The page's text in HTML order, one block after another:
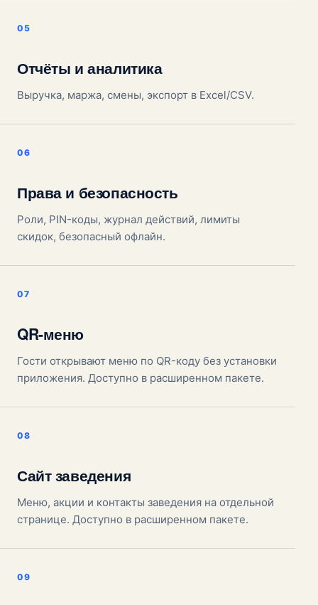
Отчёты и аналитика
Выручка, маржа, смены, экспорт в Excel/CSV.
Права и безопасность
Роли, PIN-коды, журнал действий, лимиты
скидок, безопасный офлайн.
QR-меню
Гости открывают меню по QR-коду без установки
приложения. Доступно в расширенном пакете.
Сайт заведения
Меню, акции и контакты заведения на отдельной
странице. Доступно в расширенном пакете.